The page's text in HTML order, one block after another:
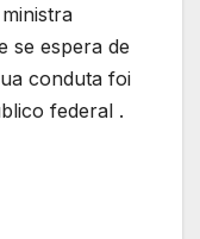
se espera de
conduta foi
federal .